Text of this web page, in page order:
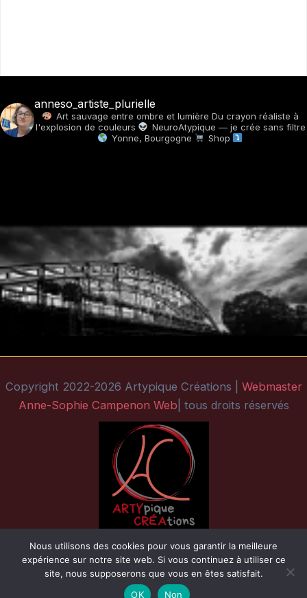
anneso_artiste_plurielle
Art sauvage entre ombre et lumière Du crayon réaliste à
l'explosion de couleurs
NeuroAtypique — je crée sans filtre
Yonne, Bourgogne
Shop
Copyright 2022-2026 Artypique Créations | Webmaster
Anne-Sophie Campenon Web | tous droits réservés
Nous utilisons des cookies pour vous garantir la meilleure
expérience sur notre site web. Si vous continuez à utiliser ce
site, nous supposerons que vous en êtes satisfait.
OK
Non